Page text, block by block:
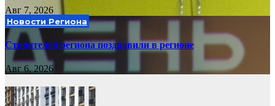
Авг 7, 2026
Новости Региона
Строителей региона поздравили в регионе
Авг 6, 2026